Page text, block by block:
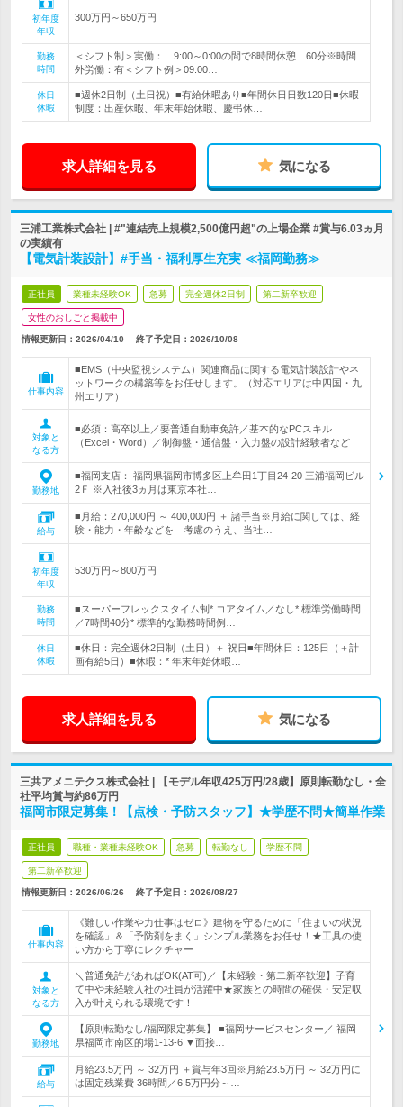
初年度
年収
300万円～650万円
勤務
時間
＜シフト制＞実働： 9:00～0:00の間で8時間休憩 60分※時間
外労働：有＜シフト例＞09:00…
休日
休暇
■週休2日制（土日祝）■有給休暇あり■年間休日日数120日■休暇
制度：出産休暇、年末年始休暇、慶弔休…
求人詳細を見る 気になる
三浦工業株式会社 | #"連結売上規模2,500億円超"の上場企業 #賞与6.03ヵ月
の実績有
【電気計装設計】#手当・福利厚生充実 ≪福岡勤務≫
正社員 業種未経験OK 急募 完全週休2日制 第二新卒歓迎
女性のおしごと掲載中
情報更新日：2026/04/10 終了予定日： 2026/10/08
仕事内容
■EMS（中央監視システム）関連商品に関する電気計装設計やネ
ットワークの構築等をお任せします。（対応エリアは中四国・九
州エリア）
対象と
なる方
■必須：高卒以上／要普通自動車免許／基本的なPCスキル
（Excel・Word）／制御盤・通信盤・入力盤の設計経験者など
勤務地
■福岡支店： 福岡県福岡市博多区上牟田1丁目24-20 三浦福岡ビル
2Ｆ ※入社後3ヵ月は東京本社…
給与
■月給：270,000円 ～ 400,000円 ＋ 諸手当※月給に関しては、経
験・能力・年齢などを 考慮のうえ、当社…
初年度
年収
530万円～800万円
勤務
時間
■スーパーフレックスタイム制* コアタイム／なし* 標準労働時間
／7時間40分* 標準的な勤務時間例…
休日
休暇
■休日：完全週休2日制（土日）＋ 祝日■年間休日：125日（＋計
画有給5日）■休暇：* 年末年始休暇…
求人詳細を見る 気になる
三共アメニテクス株式会社 | 【モデル年収425万円/28歳】原則転勤なし・全
社平均賞与約86万円
福岡市限定募集！【点検・予防スタッフ】★学歴不問★簡単作業
正社員 職種・業種未経験OK 急募 転勤なし 学歴不問
第二新卒歓迎
情報更新日：2026/06/26 終了予定日： 2026/08/27
仕事内容
《難しい作業や力仕事はゼロ》建物を守るために「住まいの状況
を確認」＆「予防剤をまく」シンプル業務をお任せ！★工具の使
い方から丁寧にレクチャー
対象と
なる方
＼普通免許があればOK(AT可)／【未経験・第二新卒歓迎】子育
て中や未経験入社の社員が活躍中★家族との時間の確保・安定収
入が叶えられる環境です！
勤務地
【原則転勤なし/福岡限定募集】 ■福岡サービスセンター／ 福岡
県福岡市南区的場1-13-6 ▼面接…
給与
月給23.5万円 ～ 32万円 ＋賞与年3回※月給23.5万円 ～ 32万円に
は固定残業費 36時間／6.5万円分～…